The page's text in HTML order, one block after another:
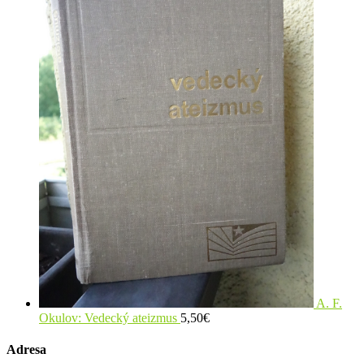
A. F.
Okulov: Vedecký ateizmus 5,50€
Adresa